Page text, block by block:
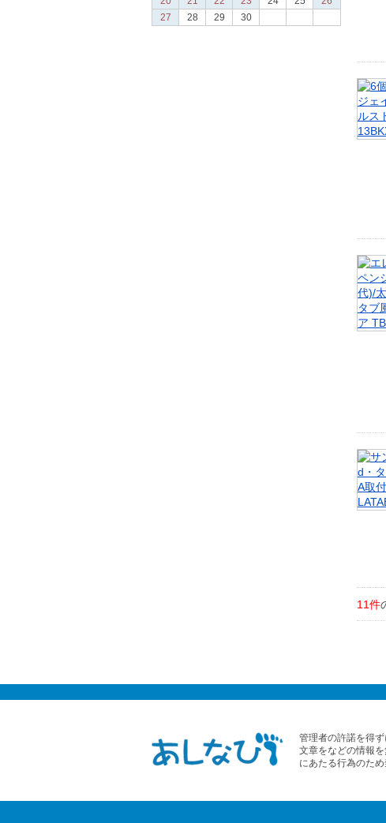
27
28 29 30
11件
管理者の許諾を得
文章をなどの情報
にあたる行為のため